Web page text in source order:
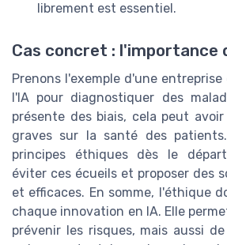
librement est essentiel.
Cas concret : l'importance
Prenons l'exemple d'une
l'IA pour diagnostiquer des
présente des biais, cela peut
graves sur la santé des
principes éthiques dès le
éviter ces écueils et proposer des
et efficaces. En somme, l'éthique
chaque innovation en IA. Elle
prévenir les risques, mais aussi